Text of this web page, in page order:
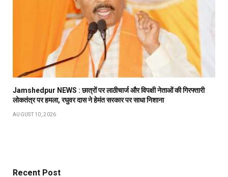
Jamshedpur NEWS : छात्रों पर लाठीचार्ज और विपक्षी नेताओं की गिरफ्तारी
लोकतंत्र पर हमला, रघुवर दास ने हेमंत सरकार पर साधा निशाना
AUGUST 10, 2026
Recent Post